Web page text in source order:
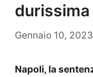
durissima
Gennaio 10, 2023
Napoli, la